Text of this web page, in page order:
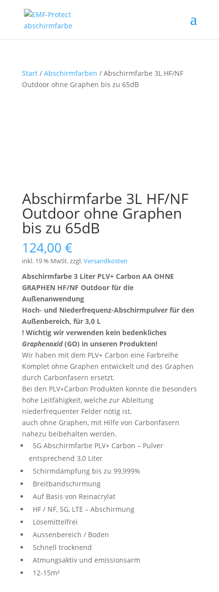
Start/ Abschirmfarben / Abschirmfarbe 3L HF/NF
Outdoor ohne Graphen bis zu 65dB
Abschirmfarbe 3L HF/NF
Outdoor ohne Graphen
bis zu 65dB
124,00 €
inkl. 19 % MwSt.zzgl.Versandkosten
Abschirmfarbe 3 Liter PLV+ Carbon AA OHNE
GRAPHEN HF/NF Outdoor für die
Außenanwendung
Hoch- und Niederfrequenz-Abschirmpulver für den
Außenbereich, für 3,0 L
! Wichtig wir verwenden kein bedenkliches
Graphenoxid(GO) in unseren Produkten!
Wir haben mit dem PLV+ Carbon eine Farbreihe
Komplet ohne Graphen entwickelt und des Graphen
durch Carbonfasern ersetzt.
Bei den PLV+Carbon Produkten konnte die besonders
hohe Leitfähigkeit, welche zur Ableitung
niederfrequenter Felder nötig ist,
auch ohne Graphen, mit Hilfe von Carbonfasern
nahezu beibehalten werden.
5G Abschirmfarbe PLV+ Carbon – Pulver
entsprechend 3,0 Liter
Schirmdämpfung bis zu 99,999%
Breitbandschirmung
Auf Basis von Reinacrylat
HF / NF, 5G, LTE – Abschirmung
Lösemittelfrei
Aussenbereich / Boden
Schnell trocknend
Atmungsaktiv und emissionsarm
12-15m²